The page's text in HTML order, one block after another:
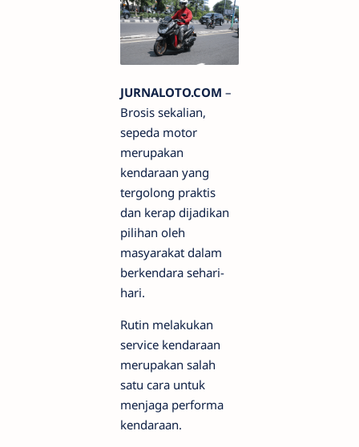
JURNALOTO.COM –
Brosis sekalian,
sepeda motor
merupakan
kendaraan yang
tergolong praktis
dan kerap dijadikan
pilihan oleh
masyarakat dalam
berkendara sehari-
hari.
Rutin melakukan
service kendaraan
merupakan salah
satu cara untuk
menjaga performa
kendaraan.